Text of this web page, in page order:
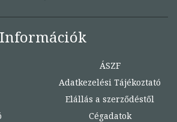
Információk
ÁSZF
Adatkezelési Tájékoztató
Elállás a szerződéstől
Cégadatok